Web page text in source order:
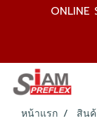
ONLINE
หน้าแรก สิน